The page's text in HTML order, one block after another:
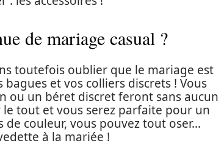
de mariage casual ?
toutefois oublier que le mariage est
et vos colliers discrets ! Vous
ou un béret discret feront sans aucun
tout et vous serez parfaite pour un
de couleur, vous pouvez tout oser…
à la mariée !